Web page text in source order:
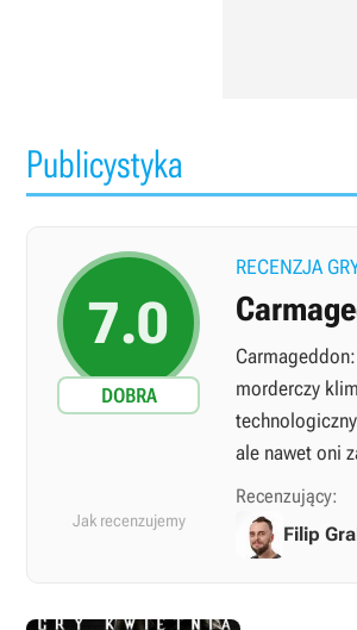
Publicystyka
7.0
DOBRA
RECENZJA
morderczy
ale nawet oni
Jak recenzujemy
Recenzujący:
Filip